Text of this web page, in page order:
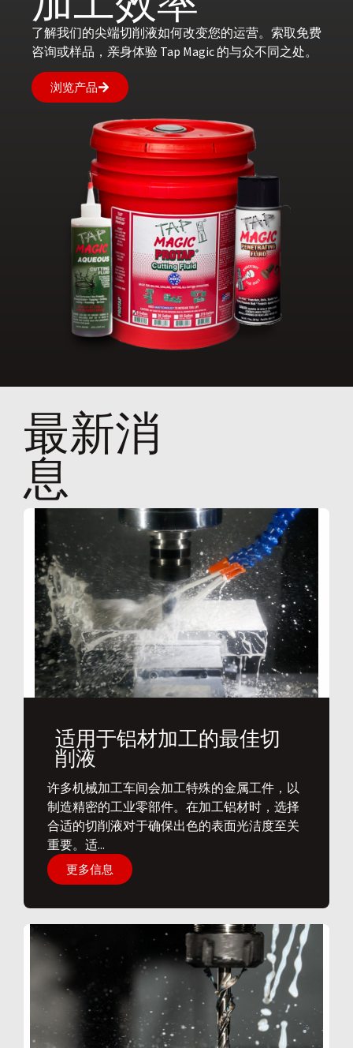
了解我们的尖端切削液如何改变您的运营。索取免费
咨询或样品，亲身体验 Tap Magic 的与众不同之处。
浏览产品
最新消
息
适用于铝材加工的最佳切
削液
​许多机械加工车间会加工特殊的金属工件，以
制造精密的工业零部件。在加工铝材时，选择
合适的切削液对于确保出色的表面光洁度至关
重要。适...
更多信息